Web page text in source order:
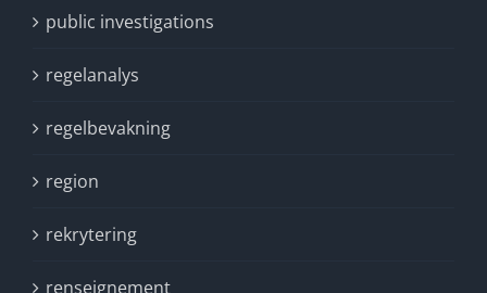
public investigations
regelanalys
regelbevakning
region
rekrytering
renseignement